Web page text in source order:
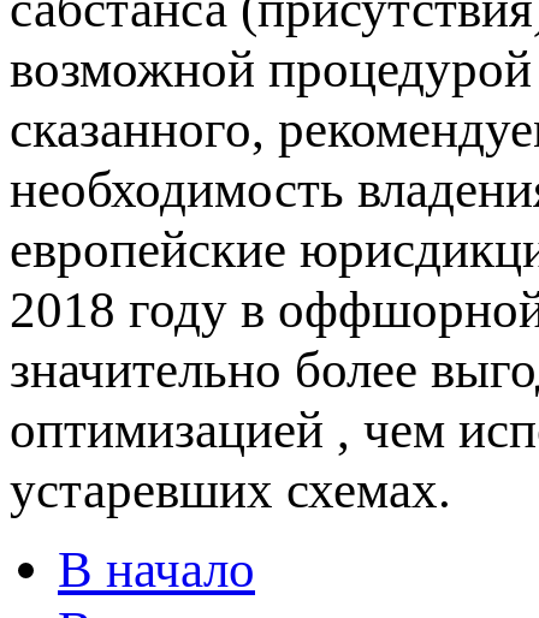
возможной
сказанного,
необходимость
европейские
2018 году в
значительно более
оптимизацией , чем
устаревших схемах.
В начало